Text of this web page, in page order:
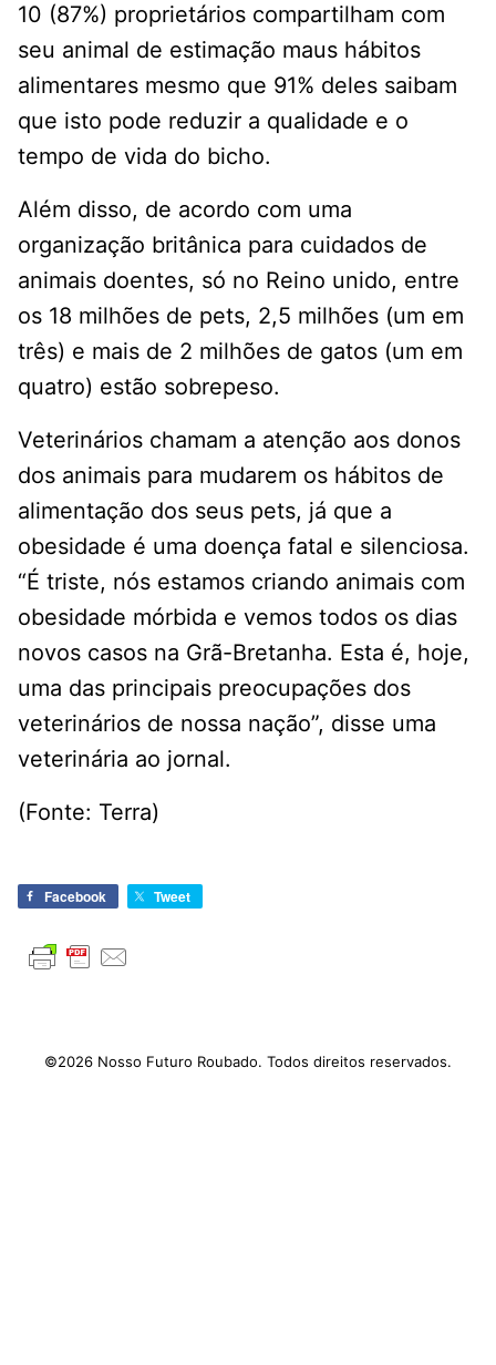
10 (87%) proprietários compartilham com
seu animal de estimação maus hábitos
alimentares mesmo que 91% deles saibam
que isto pode reduzir a qualidade e o
tempo de vida do bicho.
Além disso, de acordo com uma
organização britânica para cuidados de
animais doentes, só no Reino unido, entre
os 18 milhões de pets, 2,5 milhões (um em
três) e mais de 2 milhões de gatos (um em
quatro) estão sobrepeso.
Veterinários chamam a atenção aos donos
dos animais para mudarem os hábitos de
alimentação dos seus pets, já que a
obesidade é uma doença fatal e silenciosa.
“É triste, nós estamos criando animais com
obesidade mórbida e vemos todos os dias
novos casos na Grã-Bretanha. Esta é, hoje,
uma das principais preocupações dos
veterinários de nossa nação”, disse uma
veterinária ao jornal.
(Fonte: Terra)
Facebook Tweet
©2026 Nosso Futuro Roubado. Todos direitos reservados.